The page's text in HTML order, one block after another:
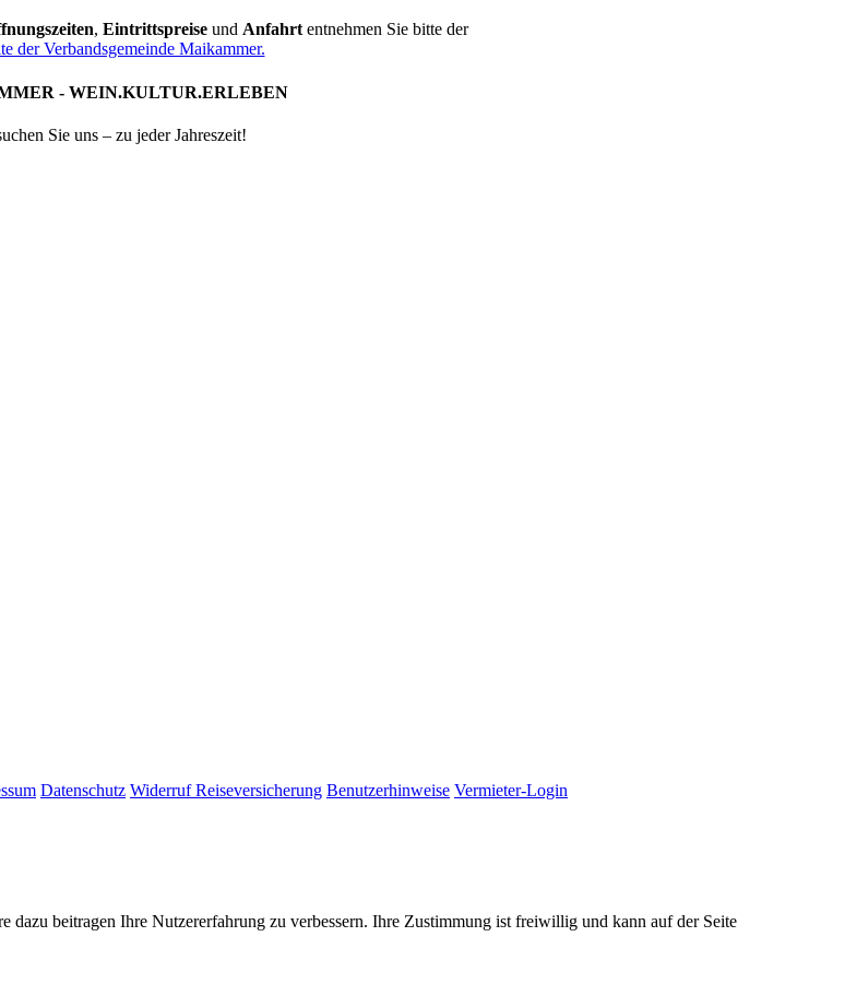
, Eintrittspreise und Anfahrtentnehmen Sie bitte der
der Verbandsgemeinde Maikammer.
- WEIN.KULTUR.ERLEBEN
Sie uns – zu jeder Jahreszeit!
Datenschutz Widerruf Reiseversicherung Benutzerhinweise Vermieter-Login
dazu beitragen Ihre Nutzererfahrung zu verbessern. Ihre Zustimmung ist freiwillig und kann auf der Seite